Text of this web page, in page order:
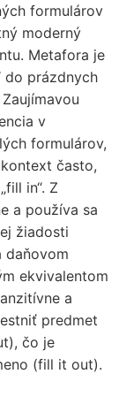
formulárov
moderný
Metafora je
do prázdnych
v
formulárov,
často,
in“. Z
a používa sa
žiadosti
daňovom
ekvivalentom
a
predmet
čo je
(fill it out).